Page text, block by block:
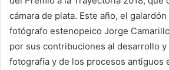
cámara de plata. Este año, el
fotógrafo estenopeico Jorge
por sus contribuciones al desarrollo y
fotografía y de los procesos antiguos